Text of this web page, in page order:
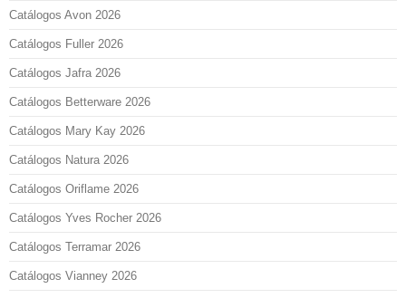
Catálogos Avon 2026
Catálogos Fuller 2026
Catálogos Jafra 2026
Catálogos Betterware 2026
Catálogos Mary Kay 2026
Catálogos Natura 2026
Catálogos Oriflame 2026
Catálogos Yves Rocher 2026
Catálogos Terramar 2026
Catálogos Vianney 2026